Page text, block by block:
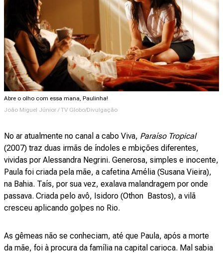
Abre o olho com essa mana, Paulinha!
João Miguel Júnior / TV Globo/Divulgação
No ar atualmente no canal a cabo Viva, Paraíso Tropical
(2007) traz duas irmãs de índoles e mbições diferentes,
vividas por Alessandra Negrini. Generosa, simples e inocente,
Paula foi criada pela mãe, a cafetina Amélia (Susana Vieira),
na Bahia. Taís, por sua vez, exalava malandragem por onde
passava. Criada pelo avô, Isidoro (Othon Bastos), a vilã
cresceu aplicando golpes no Rio.
As gêmeas não se conheciam, até que Paula, após a morte
da mãe, foi à procura da família na capital carioca. Mal sabia